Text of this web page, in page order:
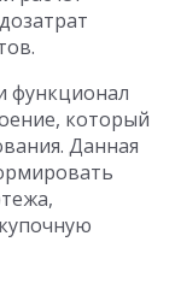
функционал
который
Данная